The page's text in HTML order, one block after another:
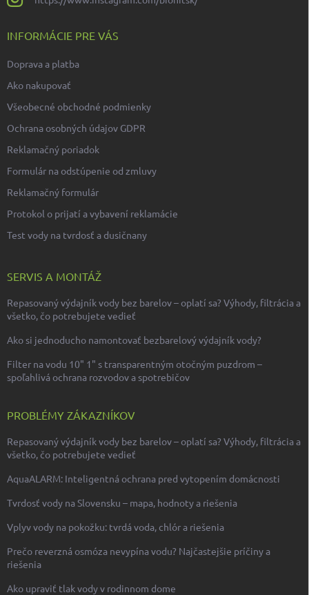
INFORMÁCIE PRE VÁS
Doprava a platba
Ako nakupovať
Všeobecné obchodné podmienky
Ochrana osobných údajov GDPR
Reklamačný poriadok
Formulár na odstúpenie od zmluvy
Reklamačný formulár
Protokol o prijatí a vybavení reklamácie
Test vody na tvrdosť a dusičnany
SERVIS A MONTÁŽ
Repasovaný výdajník vody bez barelov – oplatí sa? Výhody, filtrácia a
všetko, čo potrebujete vedieť
Ako si jednoducho namontovať bezbarelový výdajník vody?
Filter na vodu 10" 1" s transparentným otočným puzdrom –
spoľahlivá ochrana rozvodov a spotrebičov
PROBLÉMY ZÁKAZNÍKOV
Repasovaný výdajník vody bez barelov – oplatí sa? Výhody, filtrácia a
všetko, čo potrebujete vedieť
AquaALARM: Inteligentná ochrana pred vytopením domácnosti
Tvrdosť vody na Slovensku – mapa, hodnoty a riešenia
Vplyv vody na pokožku: tvrdá voda, chlór a riešenia
Prečo reverzná osmóza nevypína vodu? Najčastejšie príčiny a
riešenia
Ako upraviť tlak vody v rodinnom dome